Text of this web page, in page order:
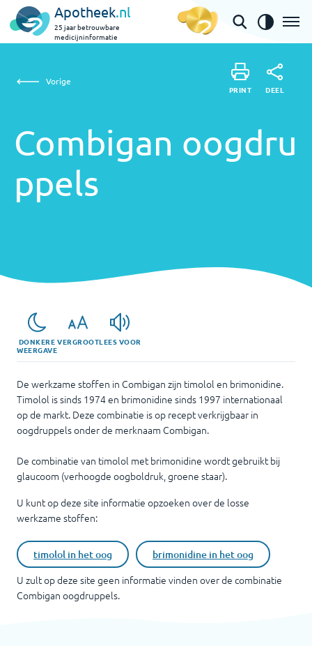
Apotheek.nl
25 jaar betrouwbare
medicijninformatie
Vorige
Combigan oogdru
ppels
PRINT DEEL
DONKERE
WEERGAVE
VERGROOTLEES VOOR
De werkzame stoffen in Combigan zijn timolol en brimonidine.
Timolol is sinds 1974 en brimonidine sinds 1997 internationaal
op de markt. Deze combinatie is op recept verkrijgbaar in
oogdruppels onder de merknaam Combigan.
De combinatie van timolol met brimonidine wordt gebruikt bij
glaucoom (verhoogde oogboldruk, groene staar).
U kunt op deze site informatie opzoeken over de losse
werkzame stoffen:
timolol in het oog brimonidine in het oog
U zult op deze site geen informatie vinden over de combinatie
Combigan oogdruppels.